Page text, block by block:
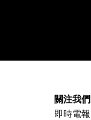
關注我們
即時電報